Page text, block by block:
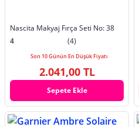
Nascita Makyaj Fırça Seti No: 38
4
(4)
Son 10 Günün En Düşük Fiyatı
2.041,00 TL
Sepete Ekle